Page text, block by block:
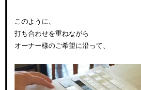
このように、
打ち合わせを重ねながら
オーナー様のご希望に沿って、